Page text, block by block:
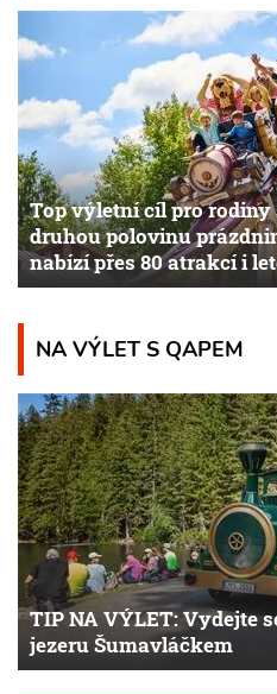
Top výletní cíl pro rodiny
druhou polovinu
nabízí přes 80 atrakcí i
NA VÝLET S QAPEM
TIP NA VÝLET: Vydejte
jezeru Šumavláčkem